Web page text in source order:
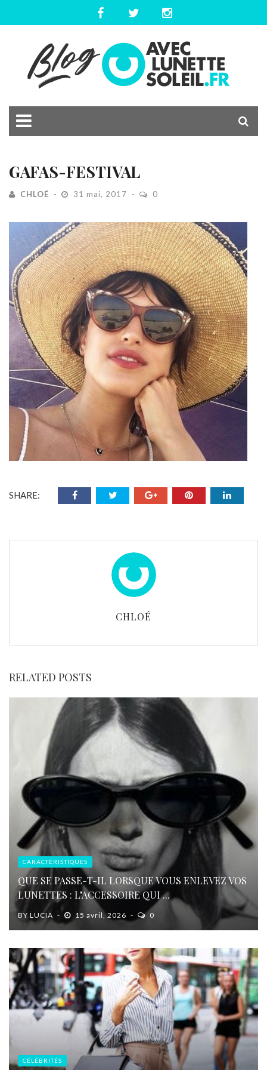
GAFAS-FESTIVAL
CHLOÉ 31 mai, 2017 0
SHARE:
CHLOÉ
RELATED POSTS
CARACTÉRISTIQUES
QUE SE PASSE-T-IL LORSQUE VOUS ENLEVEZ VOS
LUNETTES : L’ACCESSOIRE QUI ...
BYLUCIA 15 avril, 2026 0
CÉLÉBRITÉS